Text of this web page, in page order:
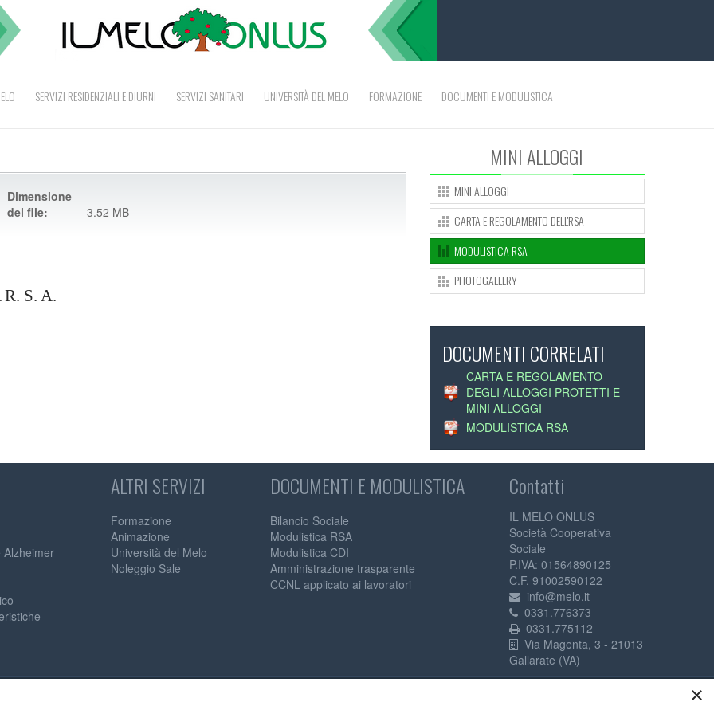
SERVIZI RESIDENZIALI E DIURNI SERVIZI SANITARI UNIVERSITÀ DEL MELO FORMAZIONE DOCUMENTI E MODULISTICA
Dimensione
del file:
3.52 MB
S. A.
MINI ALLOGGI
MINI ALLOGGI
CARTA E REGOLAMENTO DELL'RSA
MODULISTICA RSA
PHOTOGALLERY
DOCUMENTI CORRELATI
CARTA E REGOLAMENTO
DEGLI ALLOGGI PROTETTI E
MINI ALLOGGI
MODULISTICA RSA
ALTRI SERVIZI
Formazione
Animazione
Università del Melo
Noleggio Sale
DOCUMENTI E MODULISTICA
Bilancio Sociale
Modulistica RSA
Modulistica CDI
Amministrazione trasparente
CCNL applicato ai lavoratori
Contatti
IL MELO ONLUS
Società Cooperativa
Sociale
P.IVA: 01564890125
C.F. 91002590122
info@melo.it
0331.776373
0331.775112
Via Magenta, 3 - 21013
Gallarate (VA)
×